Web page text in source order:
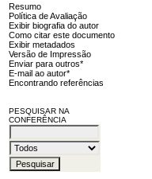
Resumo
Política de Avaliação
Exibir biografia do autor
Como citar este documento
Exibir metadados
Versão de Impressão
Enviar para outros*
E-mail ao autor*
Encontrando referências
PESQUISAR NA
CONFERÊNCIA